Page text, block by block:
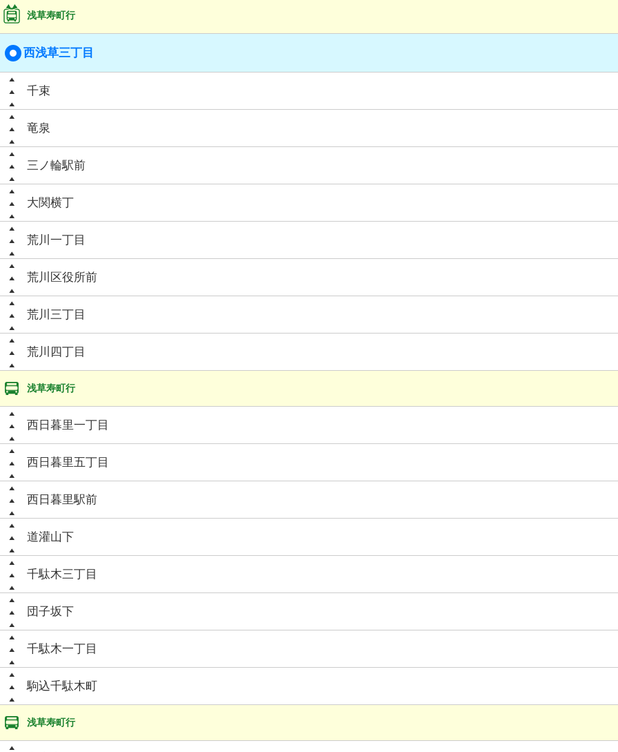
浅草寿町行
西浅草三丁目
千束
竜泉
三ノ輪駅前
大関横丁
荒川一丁目
荒川区役所前
荒川三丁目
荒川四丁目
浅草寿町行
西日暮里一丁目
西日暮里五丁目
西日暮里駅前
道灌山下
千駄木三丁目
団子坂下
千駄木一丁目
駒込千駄木町
浅草寿町行